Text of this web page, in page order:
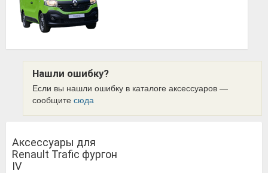
Нашли ошибку?
Если вы нашли ошибку в каталоге аксессуаров —
сообщите сюда
Аксессуары для
Renault Trafic фургон
IV